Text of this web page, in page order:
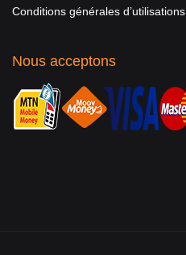
Conditions générales d’utilisations
Nous acceptons